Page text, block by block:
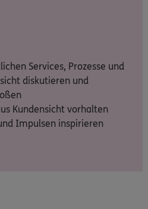
Services, Prozesse und
diskutieren und
Kundensicht vorhalten
Impulsen inspirieren